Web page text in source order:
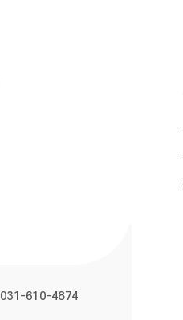
031-610-4874